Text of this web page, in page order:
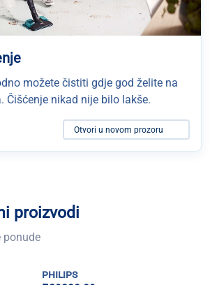
možete čistiti gdje god želite na
Čišćenje nikad nije bilo lakše.
Otvori u novom prozoru
proizvodi
ponude
philips